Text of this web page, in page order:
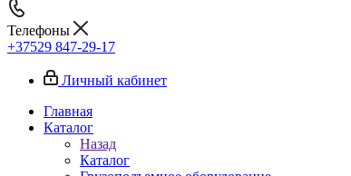
Телефоны
+37529 847-29-17‬
Личный кабинет
Главная
Каталог
Назад
Каталог